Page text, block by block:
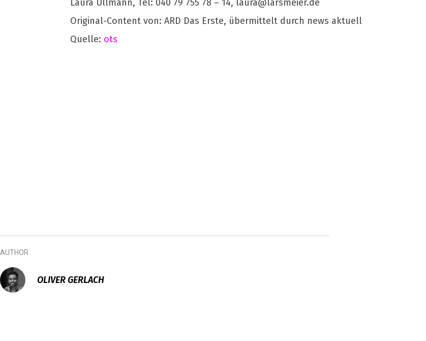
Laura Ullmann, Tel: 040 79 755 78 – 14, laura@larsmeier.de
Original-Content von: ARD Das Erste, übermittelt durch news aktuell
Quelle: ots
AUTHOR
OLIVER GERLACH